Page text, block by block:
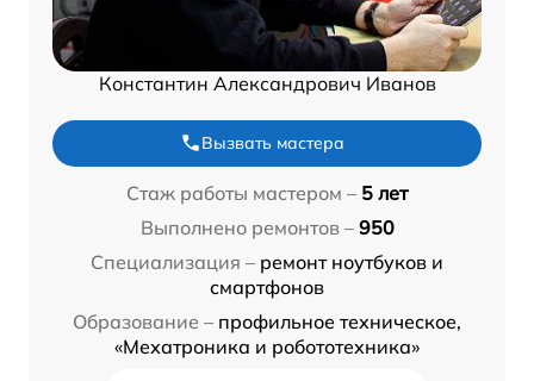
Константин Александрович Иванов
Вызвать мастера
Стаж работы мастером – 5 лет
Выполнено ремонтов – 950
Специализация – ремонт ноутбуков и
смартфонов
Образование – профильное техническое,
«Мехатроника и робототехника»